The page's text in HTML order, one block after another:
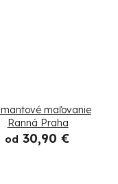
maľovanie
Ranná Praha
od 30,90 €